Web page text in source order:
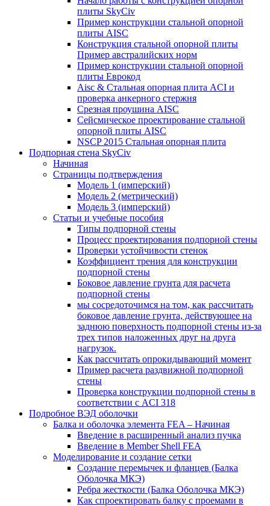
плиты SkyCiv
Пример конструкции стальной опорной
плиты AISC
Конструкция стальной опорной плиты
Пример австралийских норм
Пример конструкции стальной опорной
плиты Еврокод
Aisc & Стальная опорная плита ACI и
проверка анкерного стержня
Срезная проушина AISC
Сейсмическое проектирование стальной
опорной плиты AISC
NSCP 2015 Стальная опорная плита
Подпорная стена SkyCiv
Начиная
Страницы подтверждения
Модель 1 (имперский)
Модель 2 (метрический)
Модель 3 (имперский)
Статьи и учебные пособия
Типы подпорной стены
Процесс проектирования подпорной стены
Проверки устойчивости стенок
Коэффициент трения для конструкции
подпорной стены
Боковое давление грунта для расчета
подпорной стены
мы сосредоточимся на том, как рассчитать
боковое давление грунта, действующее на
заднюю поверхность подпорной стены из-за
трех типов наложенных друг на друга
нагрузок.
Как рассчитать опрокидывающий момент
Пример расчета раздвижной подпорной
стены
Проверка конструкции подпорной стены в
соответствии с ACI 318
Подробное ВЭД оболочки
Балка и оболочка элемента FEA – Начиная
Введение в расширенный анализ пучка
Введение в Member Shell FEA
Моделирование и создание сетки
Создание перемычек и фланцев (Балка
Оболочка МКЭ)
Ребра жесткости (Балка Оболочка МКЭ)
Как спроектировать балку с проемами в